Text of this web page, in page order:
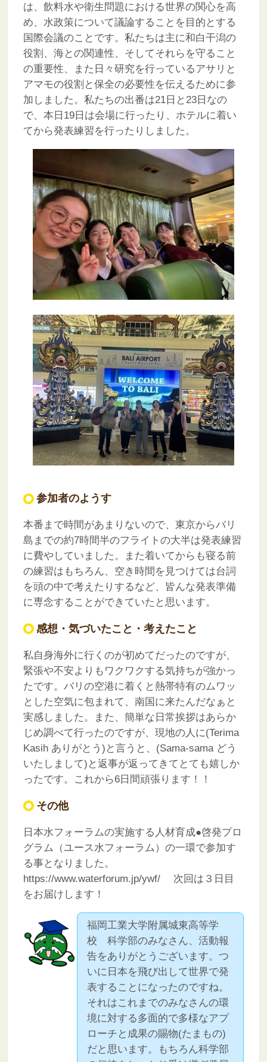
は、飲料水や衛生問題における世界の関心を高
め、水政策について議論することを目的とする
国際会議のことです。私たちは主に和白干潟の
役割、海との関連性、そしてそれらを守ること
の重要性、また日々研究を行っているアサリと
アマモの役割と保全の必要性を伝えるために参
加しました。私たちの出番は21日と23日なの
で、本日19日は会場に行ったり、ホテルに着い
てから発表練習を行ったりしました。
参加者のようす
本番まで時間があまりないので、東京からバリ
島までの約7時間半のフライトの大半は発表練習
に費やしていました。また着いてからも寝る前
の練習はもちろん、空き時間を見つけては台詞
を頭の中で考えたりするなど、皆んな発表準備
に専念することができていたと思います。
感想・気づいたこと・考えたこと
私自身海外に行くのが初めてだったのですが、
緊張や不安よりもワクワクする気持ちが強かっ
たです。バリの空港に着くと熱帯特有のムワッ
とした空気に包まれて、南国に来たんだなぁと
実感しました。また、簡単な日常挨拶はあらか
じめ調べて行ったのですが、現地の人に(Terima
Kasih ありがとう)と言うと、(Sama-sama どう
いたしまして)と返事が返ってきてとても嬉しか
ったです。これから6日間頑張ります！！
その他
日本水フォーラムの実施する人材育成●啓発プロ
グラム（ユース水フォーラム）の一環で参加す
る事となりました。
https://www.waterforum.jp/ywf/
次回は３日目
をお届けします！
福岡工業大学附属城東高等学
校 科学部のみなさん、活動報
告をありがとうございます。つ
いに日本を飛び出して世界で発
表することになったのですね。
それはこれまでのみなさんの環
境に対する多面的で多様なアプ
ローチと成果の賜物(たまもの)
だと思います。もちろん科学部